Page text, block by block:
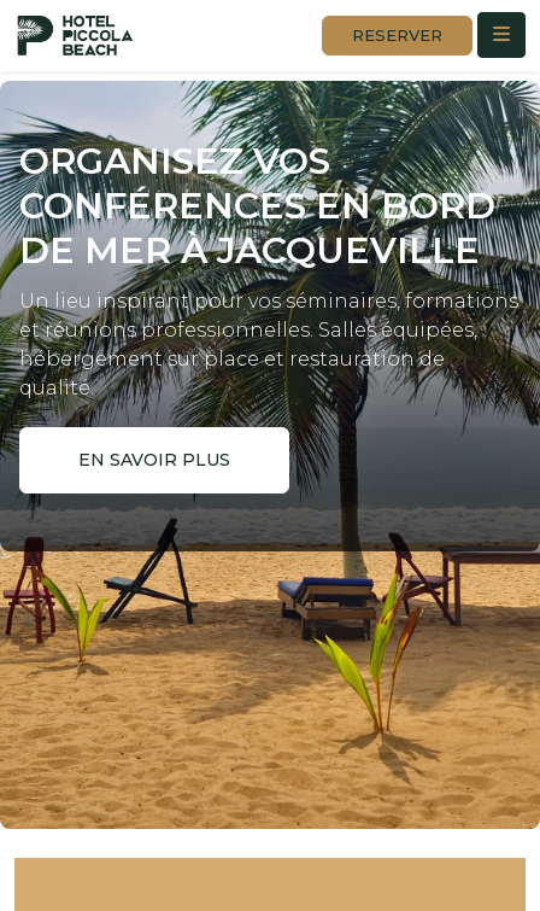
RESERVER
ORGANISEZ VOS
CONFÉRENCES EN BORD
DE MER À JACQUEVILLE
Un lieu inspirant pour vos séminaires, formations
et réunions professionnelles. Salles équipées,
hébergement sur place et restauration de
qualité.
EN SAVOIR PLUS